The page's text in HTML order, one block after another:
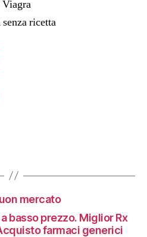
Viagra
ricetta
mercato
basso prezzo. Miglior Rx
farmaci generici